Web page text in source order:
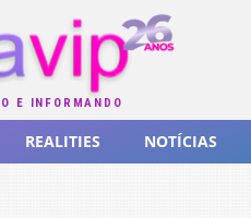
E INFORMANDO
REALITIES NOTÍCIAS